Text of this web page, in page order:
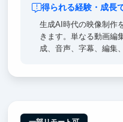
得られる経験・成長
生成AI時代の映像制作
きます。単なる動画編
成、音声、字幕、編集